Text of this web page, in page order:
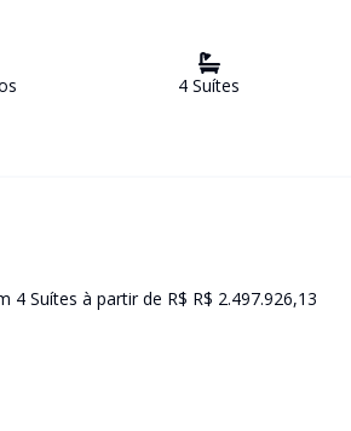
s 4 Suítes
Suítes à partir de R$ R$ 2.497.926,13